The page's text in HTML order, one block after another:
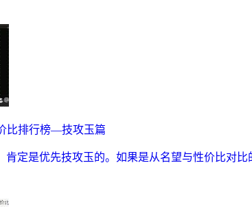
比排行榜—技攻玉篇
定是优先技攻玉的。如果是从名望与性价比对